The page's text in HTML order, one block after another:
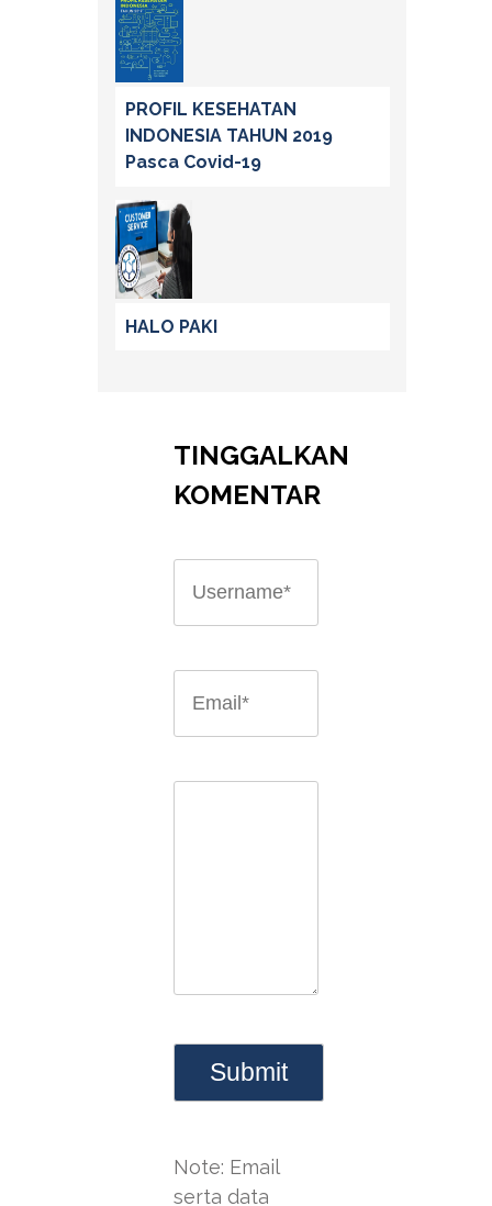
PROFIL KESEHATAN
INDONESIA TAHUN 2019
Pasca Covid-19
HALO PAKI
TINGGALKAN
KOMENTAR
Note: Email
serta data